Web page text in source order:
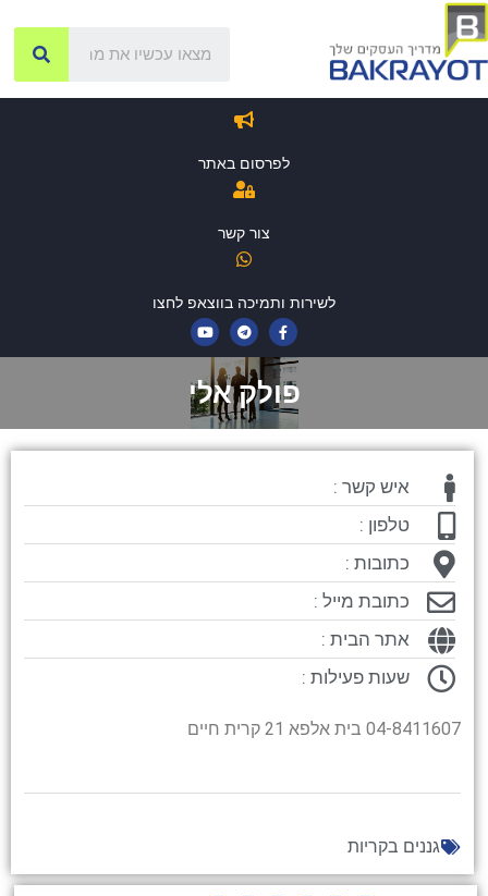
לפרסום באתר
צור קשר
לשירות ותמיכה בווצאפ לחצו
פולק אלי
איש קשר :
טלפון :
כתובות :
כתובת מייל :
אתר הבית :
שעות פעילות :
04-8411607 בית אלפא 21 קרית חיים
גננים בקריות